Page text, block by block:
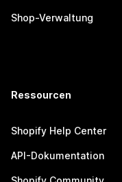
Shop-Verwaltung
Ressourcen
Shopify Help Center
API-Dokumentation